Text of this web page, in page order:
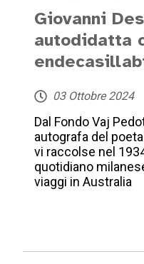
Giovanni
autodidatta
03 Ottobre 2024
Dal Fondo Vaj
autografa del
vi raccolse nel
quotidiano
viaggi in Australia